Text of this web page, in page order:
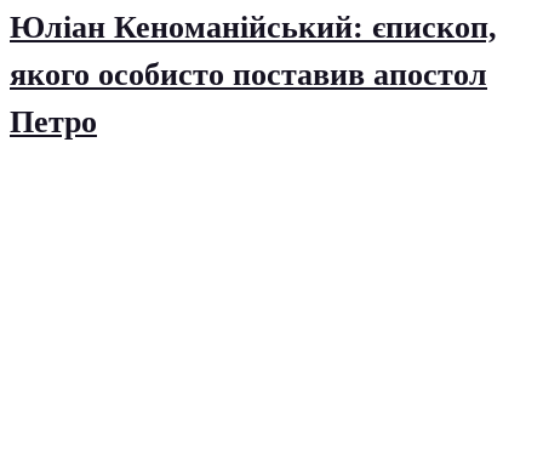
Юліан Кеноманійський: єпископ,
якого особисто поставив апостол
Петро